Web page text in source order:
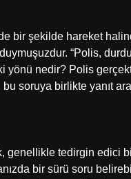
bir şekilde hareket
“Polis,
yönü nedir? Polis
soruya birlikte yanıt
genellikle tedirgin edici
bir sürü soru